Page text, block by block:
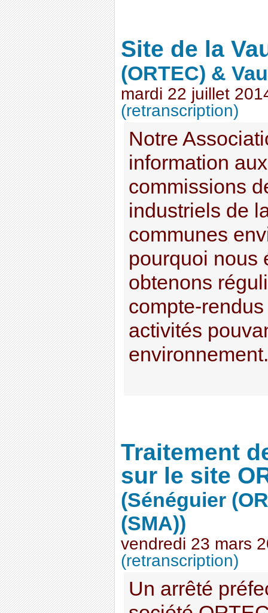
Site de la
(ORTEC) &
mardi 22 juillet
(retranscription)
Notre
information
commissions
industriels de
communes
pourquoi nous
obtenons
compte-
activités
Traitement
sur le site
(Sénéguier
(SMA))
vendredi 23 mars
(retranscription)
Un arrêté